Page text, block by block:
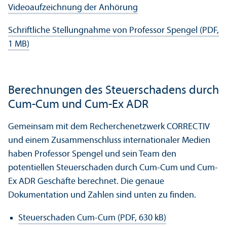
Videoaufzeichnung der Anhörung
Schriftliche Stellungnahme von Professor Spengel (PDF,
1 MB)
Berechnungen des Steuerschadens durch
Cum-Cum und Cum-Ex ADR
Gemeinsam mit dem Recherche­netzwerk CORRECTIV
und einem Zusammenschluss internationaler Medien
haben Professor Spengel und sein Team den
potentiellen Steuerschaden durch Cum-Cum und Cum-
Ex ADR Geschäfte berechnet. Die genaue
Dokumentation und Zahlen sind unten zu finden.
Steuerschaden Cum-Cum (PDF, 630 kB)